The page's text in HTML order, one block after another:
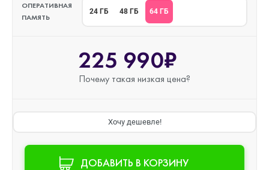
ОПЕРАТИВНАЯ
ПАМЯТЬ
24 ГБ 48 ГБ 64 ГБ
225 990₽
Почему такая низкая цена?
Хочу дешевле!
ДОБАВИТЬ В КОРЗИНУ